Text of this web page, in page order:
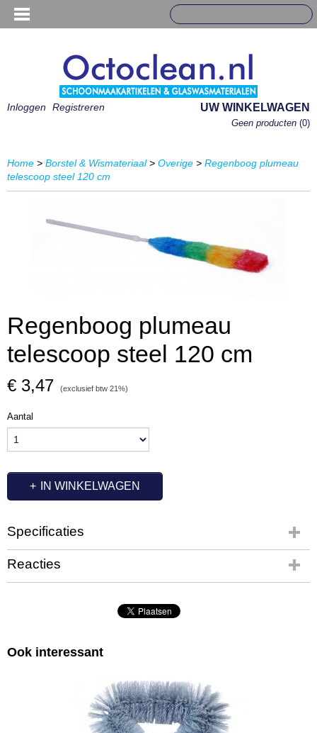
Inloggen Registreren UW WINKELWAGEN
Geen producten (0)
Home > Borstel & Wismateriaal> Overige > Regenboog plumeau
telescoop steel 120 cm
Regenboog plumeau
telescoop steel 120 cm
€ 3,47 (exclusief btw 21%)
Aantal
IN WINKELWAGEN
Specificaties
Productcode
EX1522
Reacties
Ook interessant